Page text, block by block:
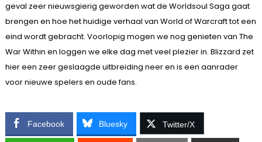
geval zeer nieuwsgierig geworden wat de Worldsoul Saga gaat
brengen en hoe het huidige verhaal van World of Warcraft tot een
eind wordt gebracht. Voorlopig mogen we nog genieten van The
War Within en loggen we elke dag met veel plezier in. Blizzard zet
hier een zeer geslaagde uitbreiding neer en is een aanrader
voor nieuwe spelers en oude fans.
Facebook Bluesky Twitter/X